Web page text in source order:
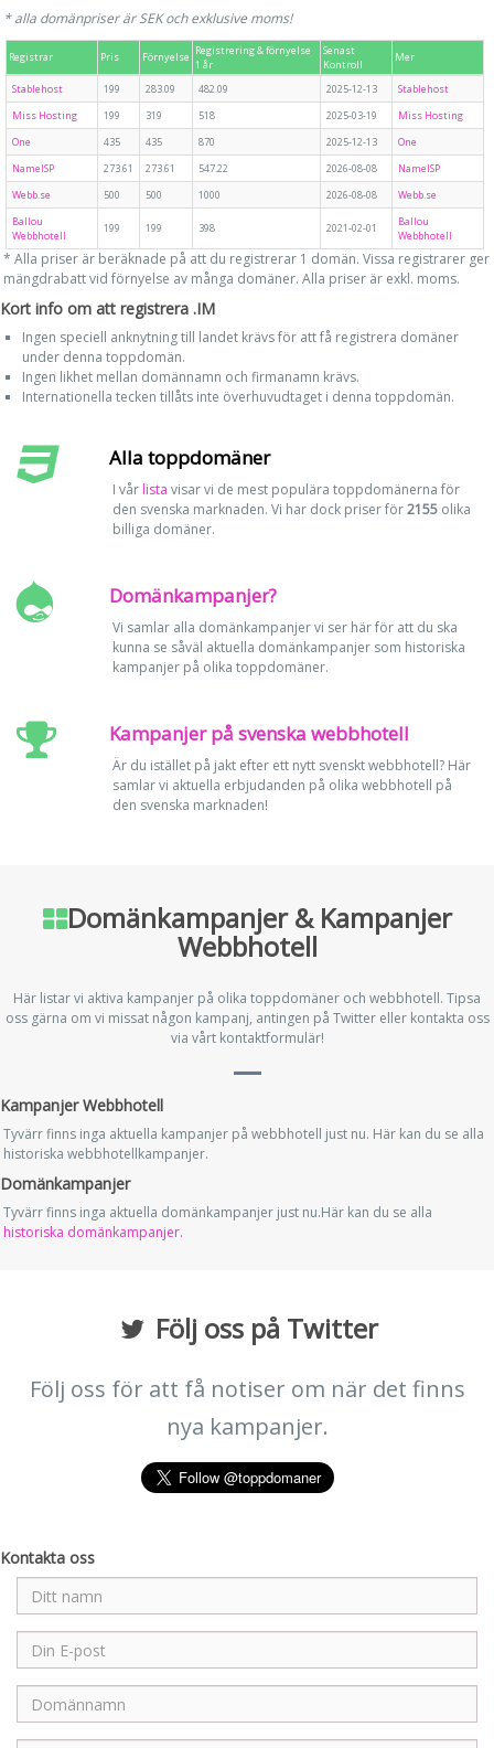
* alla domänpriser är SEK och exklusive moms!
Registrar Pris Förnyelse Registrering & förnyelse
1 år
Senast
Kontroll
Mer
Stablehost 199 283.09 482.09 2025-12-13
Stablehost
Miss Hosting
199 319 518 2025-03-19
Miss Hosting
One
435 435 870 2025-12-13
One
NameISP
273.61 273.61 547.22 2026-08-08
NameISP
Webb.se
500 500 1000 2026-08-08
Webb.se
Ballou
Webbhotell
199 199 398 2021-02-01
Ballou
Webbhotell
* Alla priser är beräknade på att du registrerar 1 domän. Vissa registrarer ger
mängdrabatt vid förnyelse av många domäner. Alla priser är exkl. moms.
Kort info om att registrera .IM
Ingen speciell anknytning till landet krävs för att få registrera domäner
under denna toppdomän.
Ingen likhet mellan domännamn och firmanamn krävs.
Internationella tecken tillåts inte överhuvudtaget i denna toppdomän.
Alla toppdomäner
I vår lista visar vi de mest populära toppdomänerna för
den svenska marknaden. Vi har dock priser för2155olika
billiga domäner.
Domänkampanjer?
Vi samlar alla domänkampanjer vi ser här för att du ska
kunna se såväl aktuella domänkampanjer som historiska
kampanjer på olika toppdomäner.
Kampanjer på svenska webbhotell
Är du istället på jakt efter ett nytt svenskt webbhotell? Här
samlar vi aktuella erbjudanden på olika webbhotell på
den svenska marknaden!
Domänkampanjer & Kampanjer
Webbhotell
Här listar vi aktiva kampanjer på olika toppdomäner och webbhotell. Tipsa
oss gärna om vi missat någon kampanj, antingen på Twitter eller kontakta oss
via vårt kontaktformulär!
Kampanjer Webbhotell
Tyvärr finns inga aktuella kampanjer på webbhotell just nu. Här kan du se alla
historiska webbhotellkampanjer.
Domänkampanjer
Tyvärr finns inga aktuella domänkampanjer just nu.Här kan du se alla
historiska domänkampanjer.
Följ oss på Twitter
Följ oss för att få notiser om när det finns
nya kampanjer.
Kontakta oss